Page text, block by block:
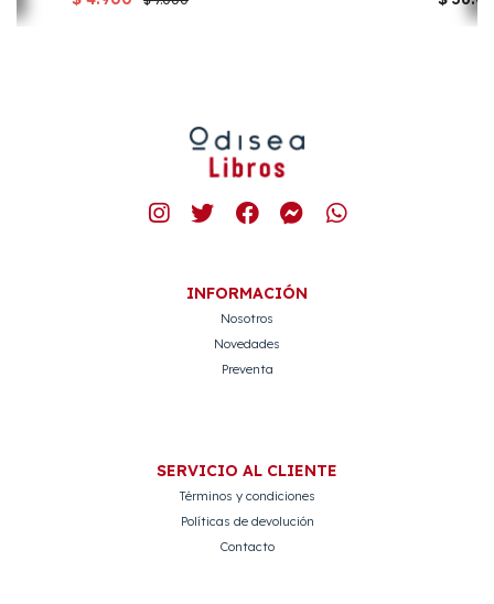
INFORMACIÓN
Nosotros
Novedades
Preventa
SERVICIO AL CLIENTE
Términos y condiciones
Políticas de devolución
Contacto